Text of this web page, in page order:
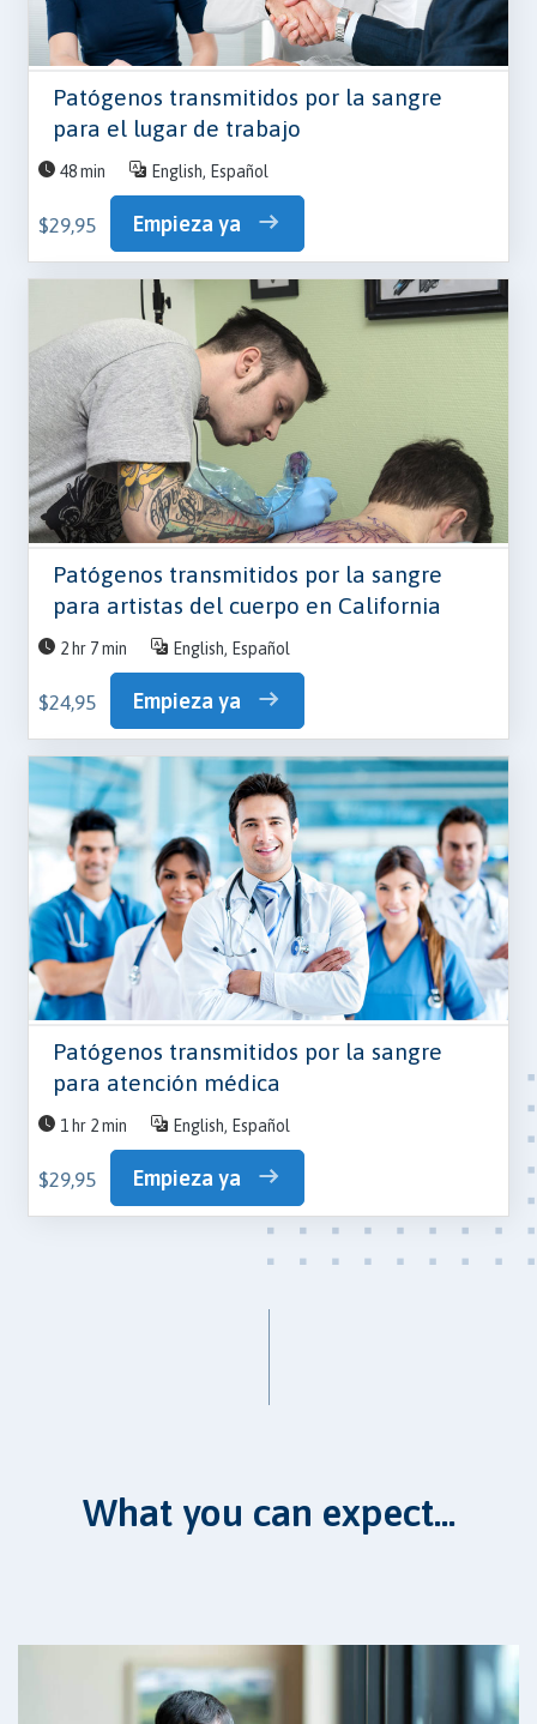
Patógenos transmitidos por la sangre
para el lugar de trabajo
48 min English, Español
$29,95 Empieza ya
Patógenos transmitidos por la sangre
para artistas del cuerpo en California
2 hr 7 min English, Español
$24,95 Empieza ya
Patógenos transmitidos por la sangre
para atención médica
1 hr 2 min English, Español
$29,95 Empieza ya
What you can expect...